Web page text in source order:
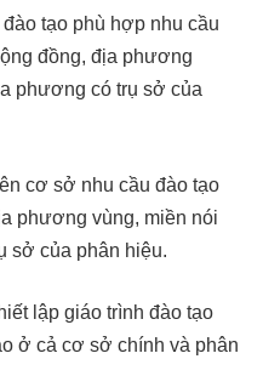
tạo phù hợp nhu cầu
đồng, địa phương
phương có trụ sở của
cơ sở nhu cầu đào tạo
phương vùng, miền nói
sở của phân hiệu.
lập giáo trình đào tạo
ở cả cơ sở chính và phân